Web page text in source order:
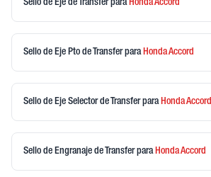
Sello de Eje de Transfer para HondaAccord
Sello de Eje Pto de Transferpara HondaAccord
Sello de Eje Selector de Transferpara HondaAccord
Sello de Engranaje de Transferpara HondaAccord